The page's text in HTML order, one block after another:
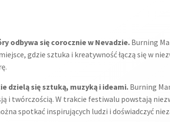
odbywa się corocznie w Nevadzie.Burning
gdzie sztuka i kreatywność łączą się w
dzielą się sztuką, muzyką i ideami. Burning
i twórczością. W trakcie festiwalu powstają
spotkać inspirujących ludzi i doświadczyć